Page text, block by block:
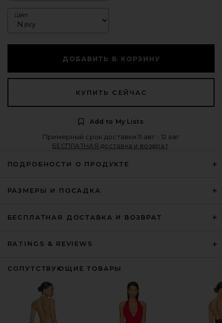
Цвет
ДОБАВИТЬ В КОРЗИНУ
КУПИТЬ СЕЙЧАС
Add to My Lists
Примерный срок доставки:11 авг - 12 авг
БЕСПЛАТНАЯ доставка и возврат
ПОДРОБНОСТИ О ПРОДУКТЕ
РАЗМЕРЫ И ПОСАДКА
БЕСПЛАТНАЯ ДОСТАВКА И ВОЗВРАТ
RATINGS & REVIEWS
СОПУТСТВУЮЩИЕ ТОВАРЫ